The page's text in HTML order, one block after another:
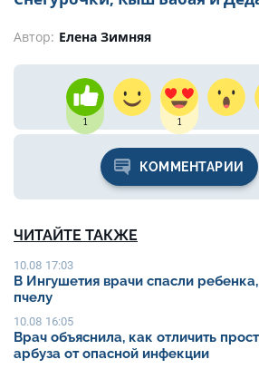
Автор: Елена Зимняя
1 1
КОММЕНТАРИИ
ЧИТАЙТЕ ТАКЖЕ
10.08 17:03
В Ингушетия врачи спасли
пчелу
10.08 16:05
Врач объяснила, как отличить
арбуза от опасной инфекции